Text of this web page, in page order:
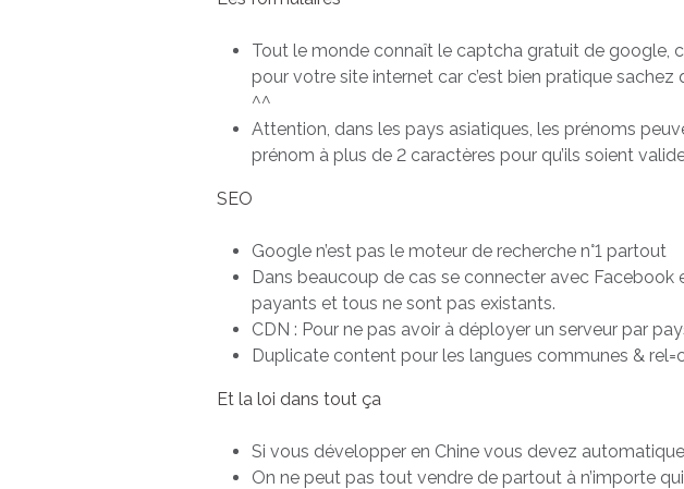
Tout le monde connaît le captcha gratuit de google,
pour votre site internet car c’est bien pratique
^^
Attention, dans les pays asiatiques, les prénoms
prénom à plus de 2 caractères pour qu’ils soient
SEO
Google n’est pas le moteur de recherche n°1 partout
Dans beaucoup de cas se connecter avec
payants et tous ne sont pas existants.
CDN : Pour ne pas avoir à déployer un serveur par
Duplicate content pour les langues communes &
Et la loi dans tout ça
Si vous développer en Chine vous devez
On ne peut pas tout vendre de partout à n’importe